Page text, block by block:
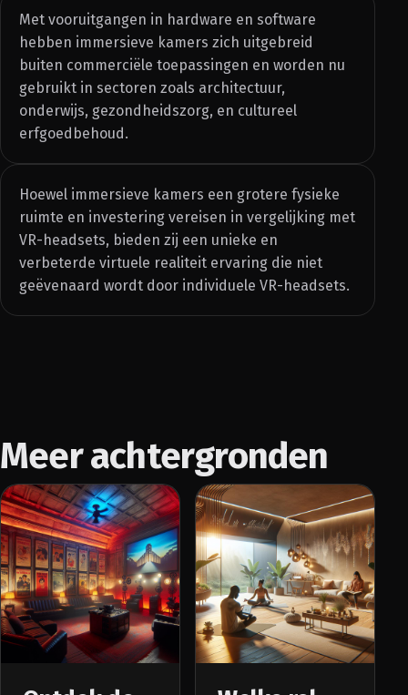
Met vooruitgangen in hardware en software
hebben immersieve kamers zich uitgebreid
buiten commerciële toepassingen en worden nu
gebruikt in sectoren zoals architectuur,
onderwijs, gezondheidszorg, en cultureel
erfgoedbehoud.
Hoewel immersieve kamers een grotere fysieke
ruimte en investering vereisen in vergelijking met
VR-headsets, bieden zij een unieke en
verbeterde virtuele realiteit ervaring die niet
geëvenaard wordt door individuele VR-headsets.
Meer achtergronden